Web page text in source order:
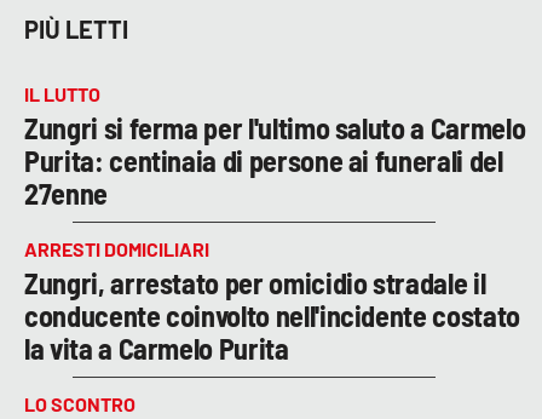
PIÙ LETTI
IL LUTTO
Zungri si ferma per l'ultimo saluto a Carmelo
Purita: centinaia di persone ai funerali del
27enne
ARRESTI DOMICILIARI
Zungri, arrestato per omicidio stradale il
conducente coinvolto nell'incidente costato
la vita a Carmelo Purita
LO SCONTRO